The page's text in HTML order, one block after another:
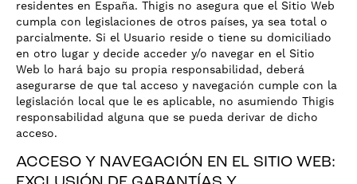
residentes en España. Thigis no asegura que el Sitio Web
cumpla con legislaciones de otros países, ya sea total o
parcialmente. Si el Usuario reside o tiene su domiciliado
en otro lugar y decide acceder y/o navegar en el Sitio
Web lo hará bajo su propia responsabilidad, deberá
asegurarse de que tal acceso y navegación cumple con la
legislación local que le es aplicable, no asumiendo Thigis
responsabilidad alguna que se pueda derivar de dicho
acceso.
ACCESO Y NAVEGACIÓN EN EL SITIO WEB: